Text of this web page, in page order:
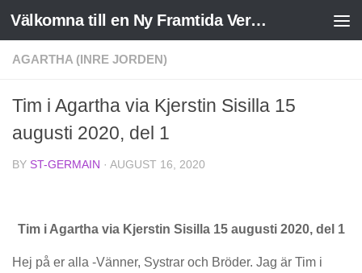
Skip to content Välkomna till en Ny Framtida Verklighet
AGARTHA (INRE JORDEN)
Tim i Agartha via Kjerstin Sisilla 15
augusti 2020, del 1
BY ST-GERMAIN · AUGUST 16, 2020
Tim i Agartha via Kjerstin Sisilla 15 augusti 2020, del 1
Hej på er alla -Vänner, Systrar och Bröder. Jag är Tim i